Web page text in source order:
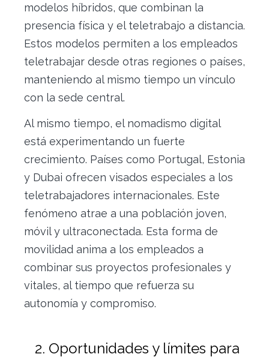
modelos híbridos, que combinan la
presencia física y el teletrabajo a distancia.
Estos modelos permiten a los empleados
teletrabajar desde otras regiones o países,
manteniendo al mismo tiempo un vínculo
con la sede central.
Al mismo tiempo, el nomadismo digital
está experimentando un fuerte
crecimiento. Países como Portugal, Estonia
y Dubai ofrecen visados especiales a los
teletrabajadores internacionales. Este
fenómeno atrae a una población joven,
móvil y ultraconectada. Esta forma de
movilidad anima a los empleados a
combinar sus proyectos profesionales y
vitales, al tiempo que refuerza su
autonomía y compromiso.
2. Oportunidades y límites para